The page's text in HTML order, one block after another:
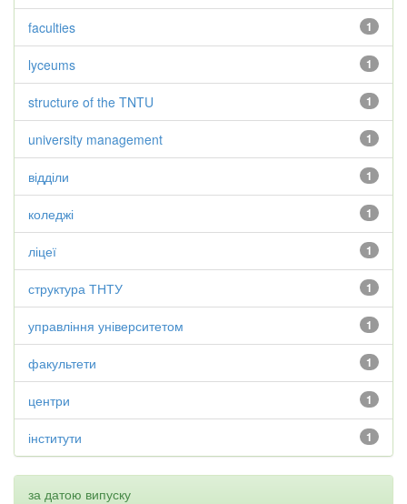
1
faculties
1
lyceums
1
structure of the TNTU
1
university management
1
відділи
1
коледжі
1
ліцеї
1
структура ТНТУ
1
управління університетом
1
факультети
1
центри
1
інститути
за датою випуску